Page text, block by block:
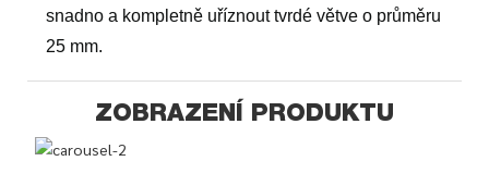
snadno a kompletně uříznout tvrdé větve o průměru
25 mm.
ZOBRAZENÍ PRODUKTU